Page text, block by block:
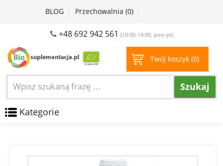
BLOG Przechowalnia (0)
+48 692 942 561 (10:00-14:00, pon-pt)
Twój koszyk (0)
Szukaj
Kategorie